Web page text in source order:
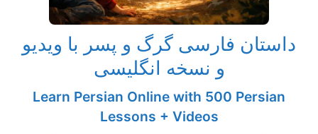
داستان فارسی گرگ و پسر با ویدیو
و نسخه انگلیسی
Learn Persian Online with 500 Persian
Lessons + Videos